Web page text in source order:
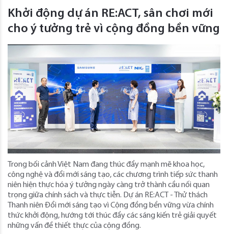
Khởi động dự án RE:ACT, sân chơi mới
cho ý tưởng trẻ vì cộng đồng bền vững
Trong bối cảnh Việt Nam đang thúc đẩy mạnh mẽ khoa học,
công nghệ và đổi mới sáng tạo, các chương trình tiếp sức thanh
niên hiện thực hóa ý tưởng ngày càng trở thành cầu nối quan
trọng giữa chính sách và thực tiễn. Dự án RE:ACT - Thử thách
Thanh niên Đổi mới sáng tạo vì Cộng đồng bền vững vừa chính
thức khởi động, hướng tới thúc đẩy các sáng kiến trẻ giải quyết
những vấn đề thiết thực của cộng đồng.